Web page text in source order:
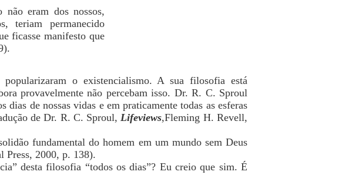
não eram dos nossos,
teriam permanecido
ficasse manifesto que
o existencialismo. A sua filosofia está
provavelmente não percebam isso. Dr. R. C. Sproul
de nossas vidas e em praticamente todas as esferas
de Dr. R. C. Sproul,Lifeviews,Fleming H. Revell,
fundamental do homem em um mundo sem Deus
Press, 2000, p. 138).
desta filosofia “todos os dias”? Eu creio que sim. É